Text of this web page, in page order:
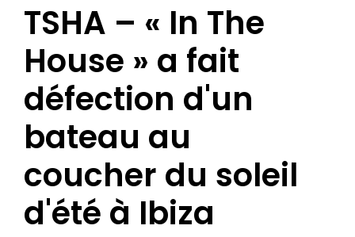
TSHA – « In The
House » a fait
défection d'un
bateau au
coucher du soleil
d'été à Ibiza